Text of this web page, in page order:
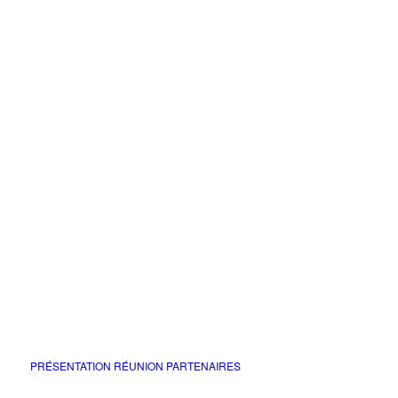
PRÉSENTATION RÉUNION PARTENAIRES